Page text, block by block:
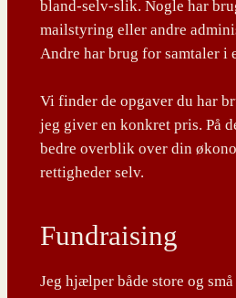
bland-selv-slik. Nogle har
mailstyring eller andre
Andre har brug for samtaler i
Vi finder de opgaver du har
jeg giver en konkret pris. På
bedre overblik over din
rettigheder selv.
Fundraising
Jeg hjælper både store og